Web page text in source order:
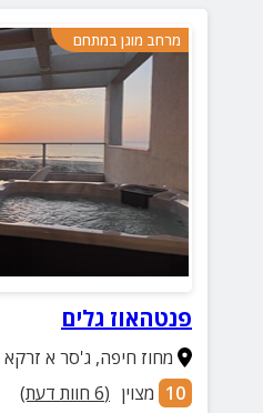
מרחב מוגן במתחם
פנטהאוז גלים
מחוז חיפה, ג'סר א זרקא
10 מצוין (
6 חוות דעת)